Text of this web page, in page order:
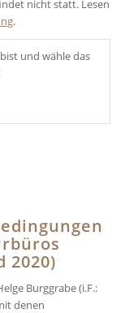
nicht statt. Lesen
.
und wähle das
2020)
Burggrabe (i.F.:
denen